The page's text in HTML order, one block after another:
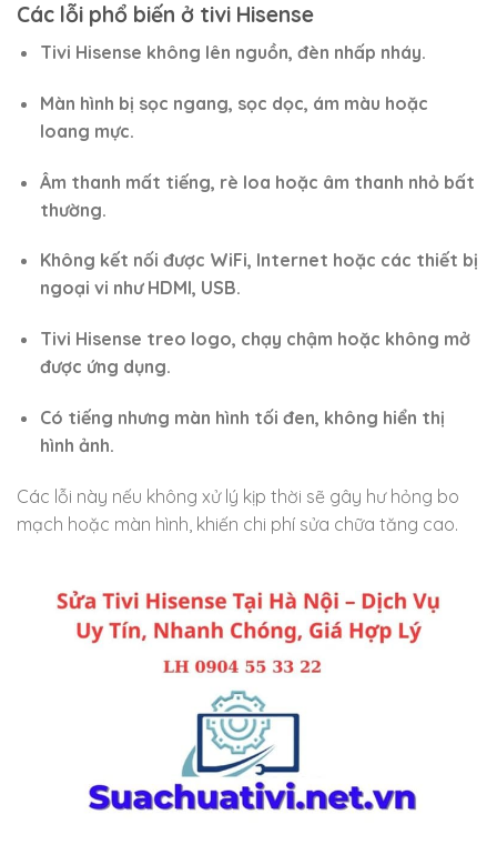
Các lỗi phổ biến ở tivi Hisense
Tivi Hisense không lên nguồn, đèn nhấp nháy.
Màn hình bị sọc ngang, sọc dọc, ám màu hoặc
loang mực.
Âm thanh mất tiếng, rè loa hoặc âm thanh nhỏ bất
thường.
Không kết nối được WiFi, Internet hoặc các thiết bị
ngoại vi như HDMI, USB.
Tivi Hisense treo logo, chạy chậm hoặc không mở
được ứng dụng.
Có tiếng nhưng màn hình tối đen, không hiển thị
hình ảnh.
Các lỗi này nếu không xử lý kịp thời sẽ gây hư hỏng bo
mạch hoặc màn hình, khiến chi phí sửa chữa tăng cao.